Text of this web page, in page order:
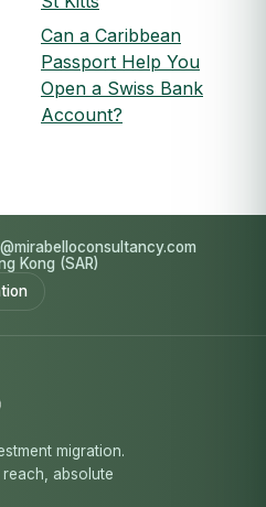
Can a Caribbean
Passport Help You
Open a Swiss Bank
Account?
Kong (SAR)
migration.
absolute